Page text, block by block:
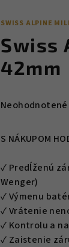
SWISS ALPINE
Swiss
42mm
Priemerné
produktu
0,0
z
5
hviezdičiek.
Neohodnotené
S NÁKUPOM
✓ Predĺženú
Wenger)
✓ Výmenu
✓ Vrátenie
✓ Kontrolu a
✓ Zaistenie